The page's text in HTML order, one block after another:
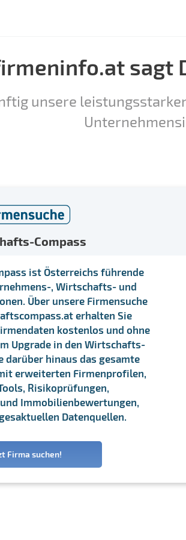
sagt
unsere
Compass
ist Österreichs führende
, Wirtschafts- und
Über unsere Firmensuche
erhalten Sie
kostenlos und ohne
Upgrade in den Wirtschafts-
darüber hinaus das gesamte
erweiterten Firmenprofilen,
Risikoprüfungen,
Immobilienbewertungen,
Datenquellen.
Firma suchen!